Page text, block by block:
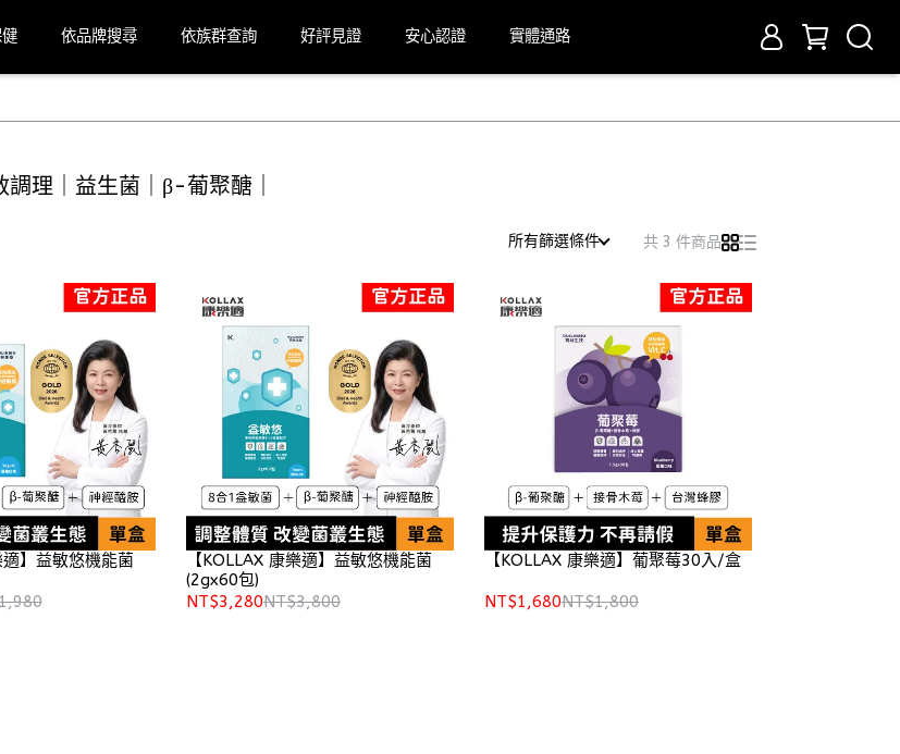
依品牌搜尋 依族群查詢 好評見證 安心認證 實體通路
理｜益生菌｜β-葡聚醣｜
所有篩選條件 共 3 件商品
適】益敏悠機能菌
【KOLLAX 康樂適】益敏悠機能菌
(2gx60包)
NT$3,280NT$3,800
【KOLLAX 康樂適】葡聚莓30入/盒
NT$1,680NT$1,800